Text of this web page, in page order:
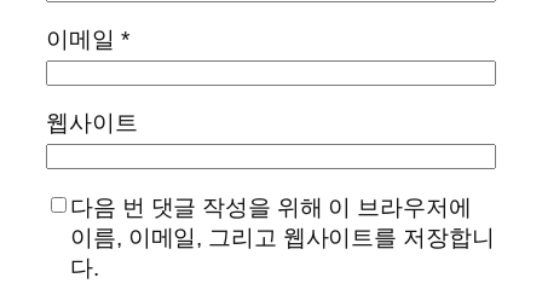
이메일 *
웹사이트
다음 번 댓글 작성을 위해 이 브라우저에
이름, 이메일, 그리고 웹사이트를 저장합니
다.